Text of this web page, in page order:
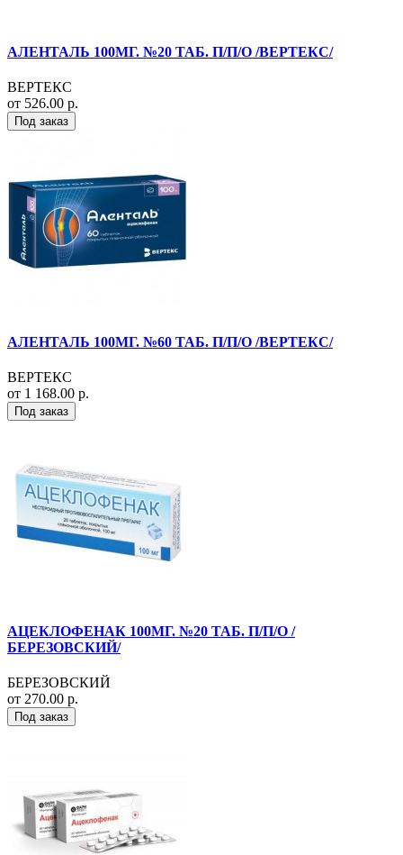
АЛЕНТАЛЬ 100МГ. №20 ТАБ. П/П/О /ВЕРТЕКС/
ВЕРТЕКС
от 526.00 р.
Под заказ
АЛЕНТАЛЬ 100МГ. №60 ТАБ. П/П/О /ВЕРТЕКС/
ВЕРТЕКС
от 1 168.00 р.
Под заказ
АЦЕКЛОФЕНАК 100МГ. №20 ТАБ. П/П/О /
БЕРЕЗОВСКИЙ/
БЕРЕЗОВСКИЙ
от 270.00 р.
Под заказ